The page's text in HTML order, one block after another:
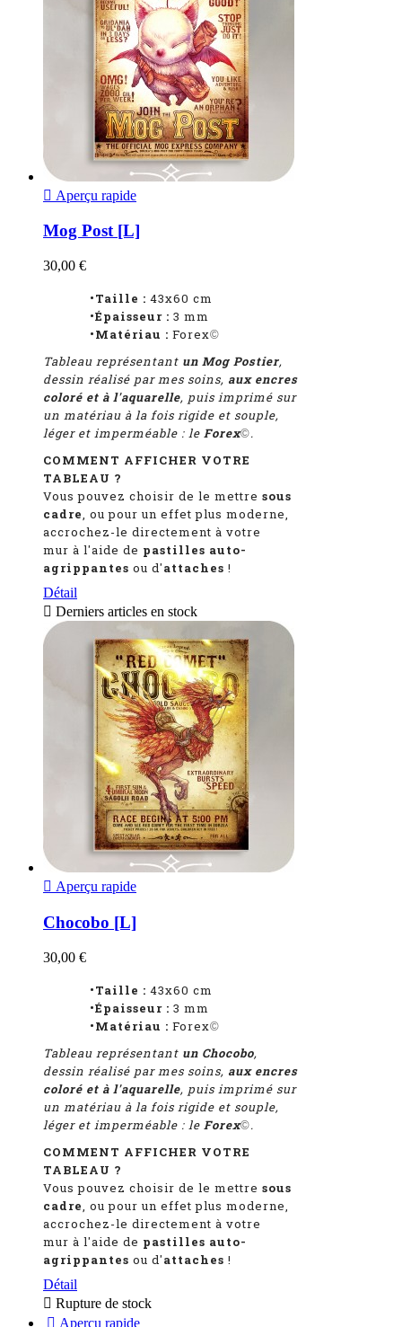
 Aperçu rapide
Mog Post [L]
30,00 €
•Taille : 43x60 cm
•Épaisseur : 3 mm
•Matériau : Forex©
Tableau représentant un Mog Postier,
dessin réalisé par mes soins, aux encres
coloré et à l'aquarelle, puis imprimé sur
un matériau à la fois rigide et souple,
léger et imperméable : le Forex©.
COMMENT AFFICHER VOTRE
TABLEAU ?
Vous pouvez choisir de le mettre sous
cadre, ou pour un effet plus moderne,
accrochez-le directement à votre
mur à l'aide de pastilles auto-
agrippantes ou d'attaches !
Détail
 Derniers articles en stock
 Aperçu rapide
Chocobo [L]
30,00 €
•Taille : 43x60 cm
•Épaisseur : 3 mm
•Matériau : Forex©
Tableau représentant un Chocobo,
dessin réalisé par mes soins, aux encres
coloré et à l'aquarelle, puis imprimé sur
un matériau à la fois rigide et souple,
léger et imperméable : le Forex©.
COMMENT AFFICHER VOTRE
TABLEAU ?
Vous pouvez choisir de le mettre sous
cadre , ou pour un effet plus moderne,
accrochez-le directement à votre
mur à l'aide de pastilles auto-
agrippantes ou d'attaches !
Détail
 Rupture de stock
 Aperçu rapide